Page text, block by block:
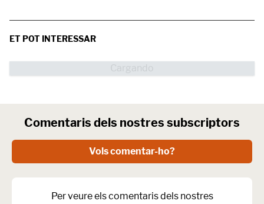
ET POT INTERESSAR
Comentaris dels nostres subscriptors
Vols comentar-ho?
Per veure els comentaris dels nostres